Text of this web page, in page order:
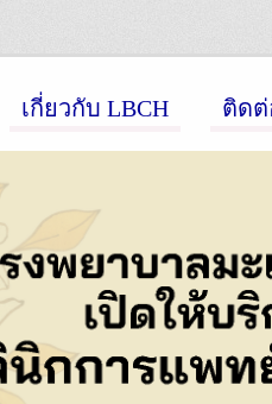
เกี่ยวกับ LBCH ติดต่